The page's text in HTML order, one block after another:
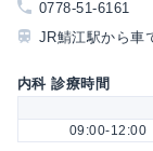
0778-51-6161
JR鯖江駅から車
内科 診療時間
09:00-12:00